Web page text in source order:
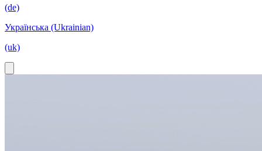
(de)
Українська (Ukrainian)
(uk)